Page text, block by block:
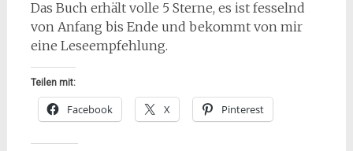
Das Buch erhält volle 5 Sterne, es ist fesselnd
von Anfang bis Ende und bekommt von mir
eine Leseempfehlung.
Teilen mit:
Facebook X Pinterest